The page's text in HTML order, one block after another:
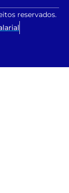
reservados.